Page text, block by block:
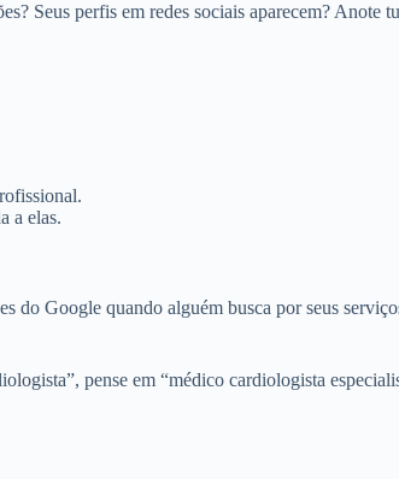
Seus perfis em redes sociais aparecem? Anote
a elas.
do Google quando alguém busca por seus
pense em “médico cardiologista